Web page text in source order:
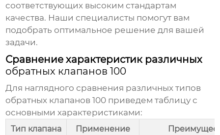
соответствующих высоким стандартам
качества. Наши специалисты помогут вам
подобрать оптимальное решение для вашей
задачи.
Сравнение характеристик различных
обратных клапанов 100
Для наглядного сравнения различных типов
обратных клапанов 100 приведем таблицу с
основными характеристиками:
Тип клапана Применение